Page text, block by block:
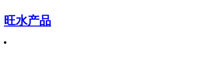
旺水产品